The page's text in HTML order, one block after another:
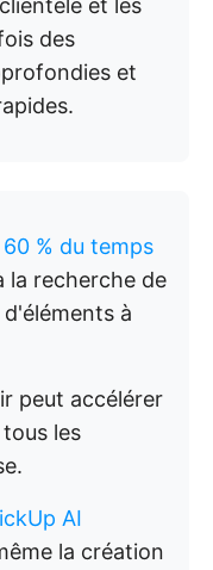
et les
des
et
60 % du temps
la recherche de
à
peut accélérer
les
AI
la création